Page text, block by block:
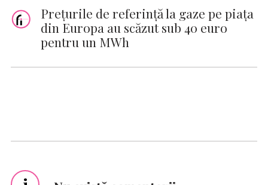
Preţurile de referinţă la gaze pe piaţa
din Europa au scăzut sub 40 euro
pentru un MWh